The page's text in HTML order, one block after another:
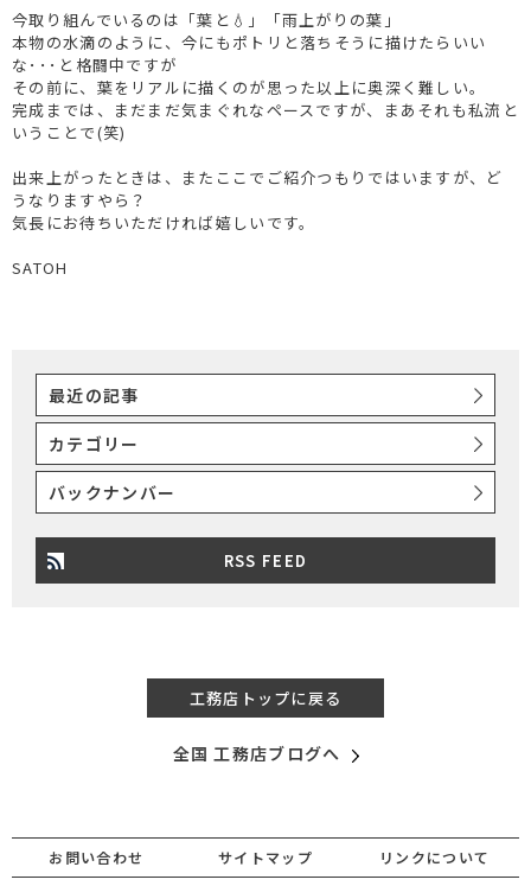
今取り組んでいるのは「葉と💧」「雨上がりの葉」
本物の水滴のように、今にもポトリと落ちそうに描けたらいい
な･･･と格闘中ですが
その前に、葉をリアルに描くのが思った以上に奥深く難しい。
完成までは、まだまだ気まぐれなペースですが、まあそれも私流と
いうことで(笑)
出来上がったときは、またここでご紹介つもりではいますが、ど
うなりますやら？
気長にお待ちいただければ嬉しいです。
SATOH
最近の記事
カテゴリー
バックナンバー
RSS FEED
工務店トップに戻る
全国 工務店ブログへ
お問い合わせ サイトマップ リンクについて